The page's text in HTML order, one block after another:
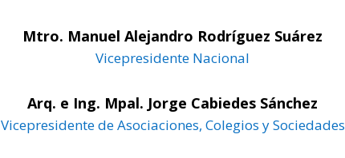
Mtro. Manuel Alejandro Rodríguez Suárez
Vicepresidente Nacional
Arq. e Ing. Mpal. Jorge Cabiedes Sánchez
Vicepresidente de Asociaciones, Colegios y Sociedades